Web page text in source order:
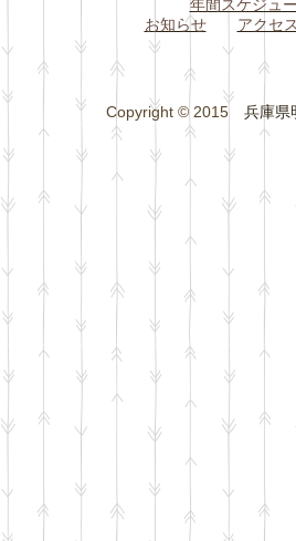
年間スケジュ
お知らせ
アクセス
Copyright © 2015 兵庫県